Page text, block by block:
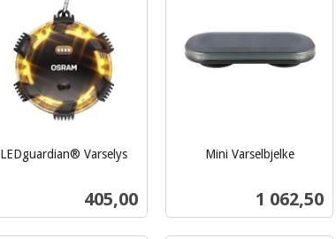
LEDguardian® Varselys
Pris
405,00
Mini Varselbjelke
Pris
1 062,50